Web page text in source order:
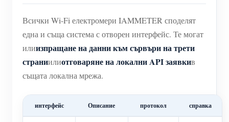
Всички Wi-Fi електромери IAMMETER споделят
една и съща система с отворен интерфейс. Те могат
илиизпращане на данни към сървъри на трети
страниилиотговаряне на локални API заявкив
същата локална мрежа.
интерфейс Описание протокол справка